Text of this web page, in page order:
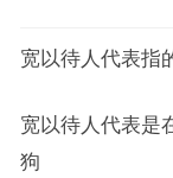
宽以待人代表指
宽以待人代表是
狗